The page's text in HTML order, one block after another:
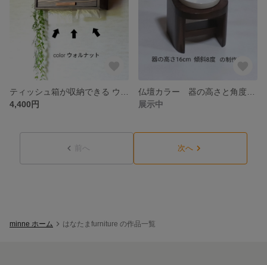
4,400円
展示中
前へ 次へ
minne ホーム はなたまfurniture の作品一覧